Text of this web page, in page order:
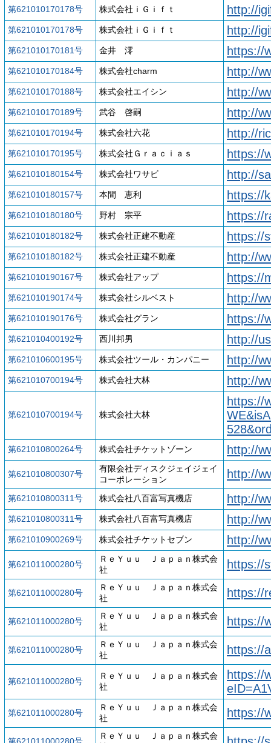
第621010170178号 株式会社ｉＧｉｆｔ http://
第621010170178号 株式会社ｉＧｉｆｔ http://
第621010170181号 金井 澪 https://
第621010170184号 株式会社charm http://
第621010170188号 株式会社エイシン http://
第621010170189号 武谷 啓嗣 http://
第621010170194号 株式会社六花 http://
第621010170195号 株式会社Ｇｒａｃｉａｓ https://
第621010180154号 株式会社ワサビ http://
第621010180157号 本間 恵利 https://
第621010180180号 野村 宗平 https://
第621010180182号 株式会社正建不動産 https://
第621010180182号 株式会社正建不動産 http://
第621010190167号 株式会社アップ https://
第621010190174号 株式会社シルベスト http://
第621010190176号 株式会社グラン https://
第621010400192号 西川邦男 http://
第621010600195号 株式会社ツール・カンパニー http://
第621010700194号 株式会社大林 http://
第621010700194号 株式会社大林
https://
第621010800264号 株式会社チケットゾーン http://
第621010800307号
有限会社ディスクジェイジェイ
コーポレーション
http://
第621010800311号 株式会社八百富写真機店 http://
第621010800311号 株式会社八百富写真機店 http://
第621010900269号 株式会社チケットセブン http://
第621011000280号
ＲｅＹｕｕ Ｊａｐａｎ株式会
社
https://
第621011000280号
ＲｅＹｕｕ Ｊａｐａｎ株式会
社
https://
第621011000280号
ＲｅＹｕｕ Ｊａｐａｎ株式会
社
https://
第621011000280号
ＲｅＹｕｕ Ｊａｐａｎ株式会
社
https://
第621011000280号
ＲｅＹｕｕ Ｊａｐａｎ株式会
社
https://
第621011000280号
ＲｅＹｕｕ Ｊａｐａｎ株式会
社
https://
ＲｅＹｕｕ Ｊａｐａｎ株式会